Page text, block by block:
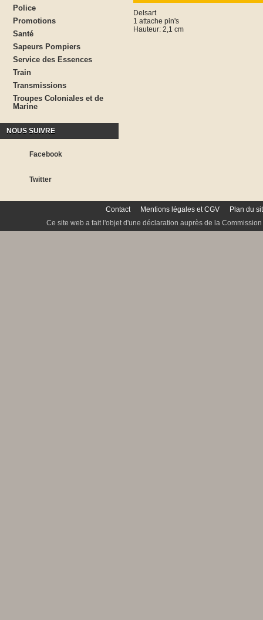
Police
Promotions
Santé
Sapeurs Pompiers
Service des Essences
Train
Transmissions
Troupes Coloniales et de
Marine
NOUS SUIVRE
Facebook
Twitter
Delsart
1 attache pin's
Hauteur: 2,1 cm
Contact Mentions légales et CGV
Plan du
Ce site web a fait l'objet d'une déclaration auprès de la